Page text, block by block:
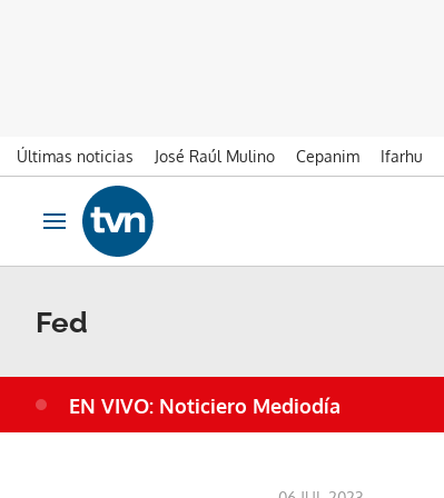
Últimas noticias José Raúl Mulino Cepanim Ifarhu
Ir al contenido
Obrir navegació
Fed
EN VIVO: Noticiero Mediodía